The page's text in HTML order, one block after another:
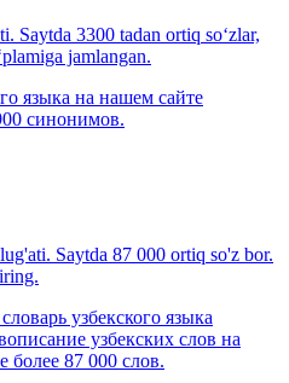
Saytda 3300 tadan ortiq so‘zlar,
jamlangan.
языка на нашем сайте
синонимов.
Saytda 87 000 ortiq so'z bor.
узбекского языка
узбекских слов на
более 87 000 слов.